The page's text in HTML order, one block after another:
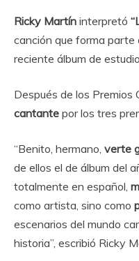
Ricky Martín interpretó
canción que forma parte
reciente álbum de
Después de los Premios
cantante por los tres
“Benito, hermano, verte
de ellos el de álbum del
totalmente en español,
como artista, sino como
escenarios del mundo
historia”, escribió Ricky